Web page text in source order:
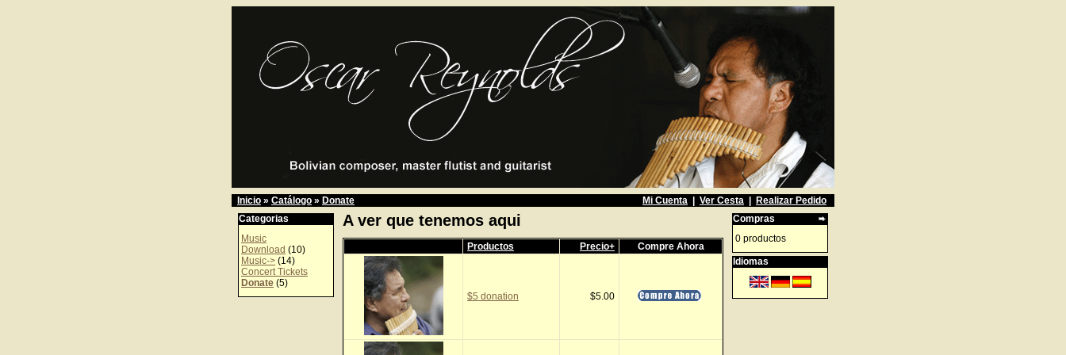
Inicio » Catálogo » Donate Mi Cuenta Ver Cesta
Realizar Pedido
Categorias
Music
Download (10)
Music-> (14)
Concert Tickets
Donate (5)
A ver que tenemos aqui
Productos Precio+ Compre Ahora
$5 donation $5.00
Compras
0 productos
Idiomas